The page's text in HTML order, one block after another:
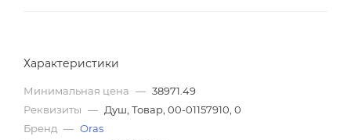
Характеристики
Минимальная цена — 38971.49
Реквизиты — Душ, Товар, 00-01157910, 0
Бренд — Oras